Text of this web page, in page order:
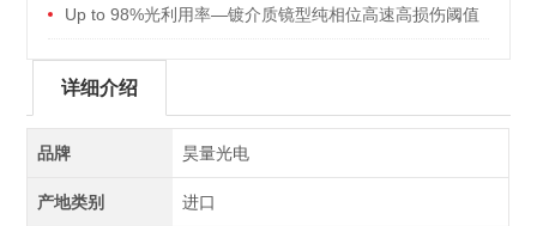
成为可能！
Up to 98%光利用率—镀介质镜型纯相位高速高损伤阈值
SLM!
详细介绍
品牌 昊量光电
产地类别 进口